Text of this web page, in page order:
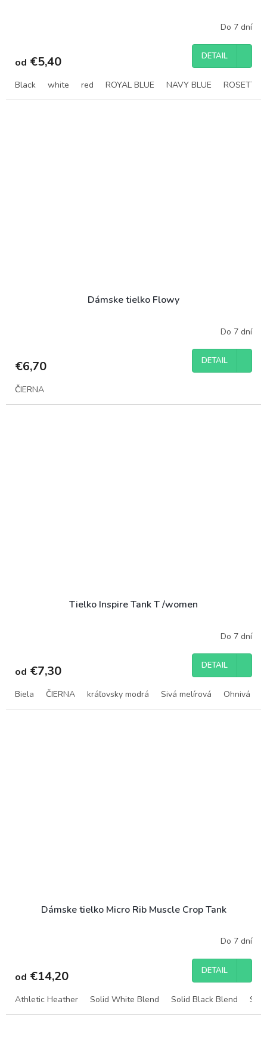
Do 7 dní
od €5,40 DETAIL
Black white red ROYAL BLUE NAVY BLUE ROSETTE
Dámske tielko Flowy
Do 7 dní
€6,70 DETAIL
ČIERNA
Tielko Inspire Tank T /women
Do 7 dní
od €7,30 DETAIL
Biela ČIERNA kráľovsky modrá Sivá melírová Ohnivá
Dámske tielko Micro Rib Muscle Crop Tank
Do 7 dní
od €14,20 DETAIL
Athletic Heather Solid White Blend Solid Black Blend